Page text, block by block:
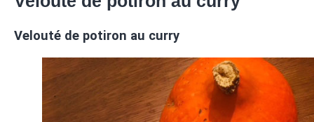
Velouté de potiron au curry